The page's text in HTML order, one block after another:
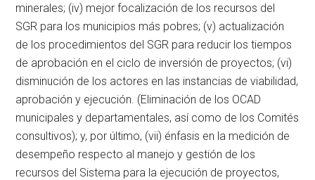
minerales; (iv) mejor focalización de los recursos del
SGR para los municipios más pobres; (v) actualización
de los procedimientos del SGR para reducir los tiempos
de aprobación en el ciclo de inversión de proyectos; (vi)
disminución de los actores en las instancias de viabilidad,
aprobación y ejecución. (Eliminación de los OCAD
municipales y departamentales, así como de los Comités
consultivos); y, por último, (vii) énfasis en la medición de
desempeño respecto al manejo y gestión de los
recursos del Sistema para la ejecución de proyectos,